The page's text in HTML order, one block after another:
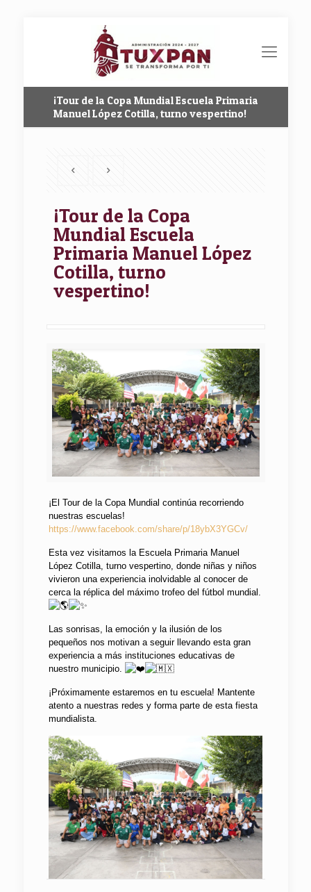
¡Tour de la Copa Mundial Escuela Primaria
Manuel López Cotilla, turno vespertino!
¡Tour de la Copa
Mundial Escuela
Primaria Manuel López
Cotilla, turno
vespertino!
¡El Tour de la Copa Mundial continúa recorriendo
nuestras escuelas!
https://www.facebook.com/share/p/18ybX3YGCv/
Esta vez visitamos la Escuela Primaria Manuel
López Cotilla, turno vespertino, donde niñas y niños
vivieron una experiencia inolvidable al conocer de
cerca la réplica del máximo trofeo del fútbol mundial.
Las sonrisas, la emoción y la ilusión de los
pequeños nos motivan a seguir llevando esta gran
experiencia a más instituciones educativas de
nuestro municipio.
¡Próximamente estaremos en tu escuela! Mantente
atento a nuestras redes y forma parte de esta fiesta
mundialista.